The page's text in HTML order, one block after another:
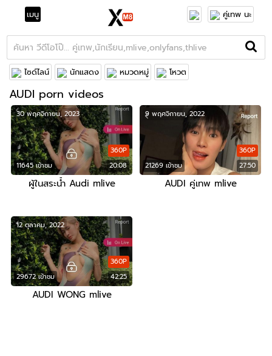
เมนู คู่เทพ นะ
ไซด์ไลน์ นักแสดง หมวดหมู่ โหวต
AUDI porn videos
11645 เข้าชม 20:08
360P
30 พฤศจิกายน, 2023
ผู้ในสระน้ำ Audi mlive
21269 เข้าชม 27:50
360P
9 พฤศจิกายน, 2022
AUDI คู่เทพ mlive
29672 เข้าชม 42:25
360P
12 ตุลาคม, 2022
AUDI WONG mlive